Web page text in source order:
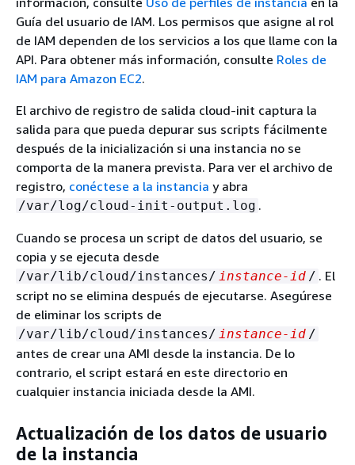
Guía del usuario de IAM. Los permisos que asigne al rol
de IAM dependen de los servicios a los que llame con la
API. Para obtener más información, consulte Roles de
IAM para Amazon EC2.
El archivo de registro de salida cloud-init captura la
salida para que pueda depurar sus scripts fácilmente
después de la inicialización si una instancia no se
comporta de la manera prevista. Para ver el archivo de
registro, conéctese a la instancia y abra
/var/log/cloud-init-output.log .
Cuando se procesa un script de datos del usuario, se
copia y se ejecuta desde
/var/lib/cloud/instances/ instance-id / . El
script no se elimina después de ejecutarse. Asegúrese
de eliminar los scripts de
/var/lib/cloud/instances/ instance-id /
antes de crear una AMI desde la instancia. De lo
contrario, el script estará en este directorio en
cualquier instancia iniciada desde la AMI.
Actualización de los datos de usuario
de la instancia